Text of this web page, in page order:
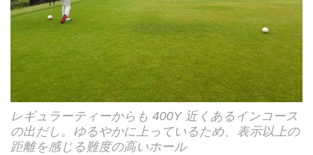
レギュラーティーからも 400Y 近くあるインコース
の出だし。ゆるやかに上っているため、表示以上の
距離を感じる難度の高いホール